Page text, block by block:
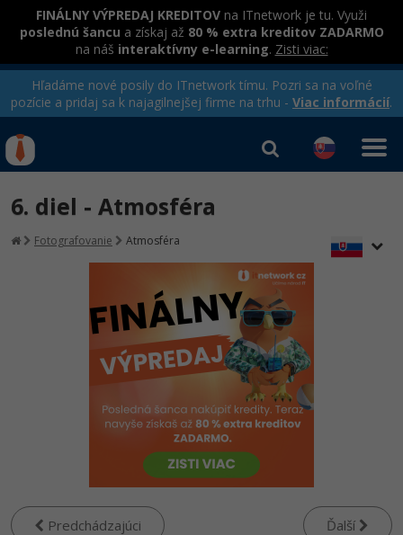
FINÁLNY VÝPREDAJ KREDITOV na ITnetwork je tu. Využi
poslednú šancu a získaj až 80 % extra kreditov ZADARMO
na náš interaktívny e-learning. Zisti viac:
Hľadáme nové posily do ITnetwork tímu. Pozri sa na voľné
pozície a pridaj sa k najagilnejšej firme na trhu - Viac informácií.
hradené úradom práce
Kurzy programovania
Ako začať?
-80%
C# .NET -80%
Python -80%
JavaScript -80%
PHP -80%
Kurzy e-commerce
Testovanie softvéru
Marketing -30%
WordPress
Kurzy dizajnu
-80%
Photoshop -80%
Adobe Illustrator -80%
Adobe Lightroom
Prihlásiť sa Registrovať
6. diel - Atmosféra
Fotografovanie Atmosféra
Predchádzajúci Ďalší